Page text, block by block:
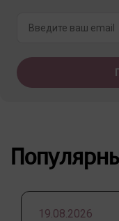
19.08.2026